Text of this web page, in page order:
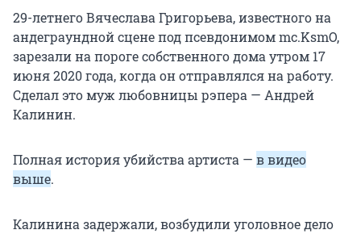
29-летнего Вячеслава Григорьева, известного на
андеграундной сцене под псевдонимом mc.KsmO,
зарезали на пороге собственного дома утром 17
июня 2020 года, когда он отправлялся на работу.
Сделал это муж любовницы рэпера — Андрей
Калинин.
Полная история убийства артиста — в видео
выше.
Калинина задержали, возбудили уголовное дело